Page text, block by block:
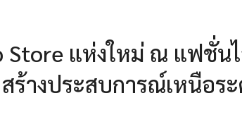
Store แห่งใหม่ ณ แฟชั่น
างประสบการณ์เหนือร